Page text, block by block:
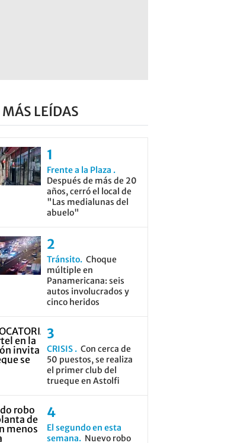
MÁS LEÍDAS
Frente a la Plaza
Después de más de 20
años, cerró el local de
"Las medialunas del
abuelo"
Tránsito Choque
múltiple en
Panamericana: seis
autos involucrados y
cinco heridos
CRISIS
Con cerca de
50 puestos, se realiza
el primer club del
trueque en Astolfi
El segundo en esta
semana
Nuevo robo